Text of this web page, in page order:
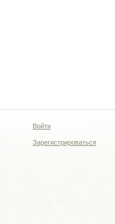
Войти
Зарегистрироваться